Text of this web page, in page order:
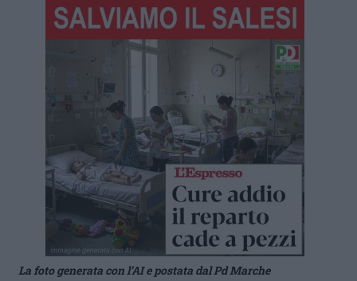
La foto generata con l’AI e postata dal Pd Marche